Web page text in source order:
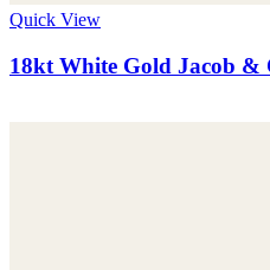
Quick View
18kt White Gold Jacob &